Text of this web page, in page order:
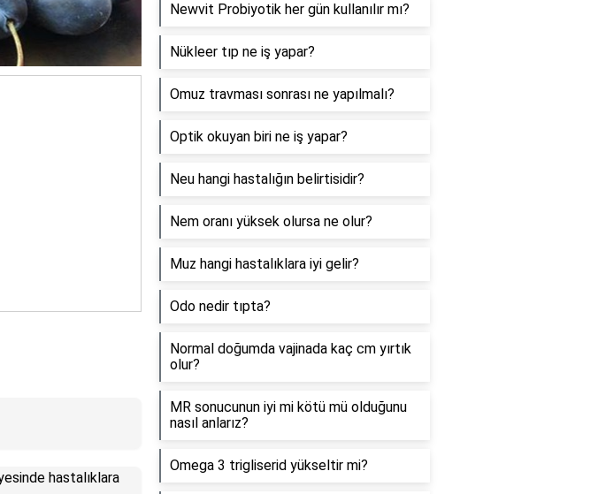
hastalıklara
Newvit Probiyotik her gün kullanılır mı?
Nükleer tıp ne iş yapar?
Omuz travması sonrası ne yapılmalı?
Optik okuyan biri ne iş yapar?
Neu hangi hastalığın belirtisidir?
Nem oranı yüksek olursa ne olur?
Muz hangi hastalıklara iyi gelir?
Odo nedir tıpta?
Normal doğumda vajinada kaç cm yırtık
olur?
MR sonucunun iyi mi kötü mü olduğunu
nasıl anlarız?
Omega 3 trigliserid yükseltir mi?